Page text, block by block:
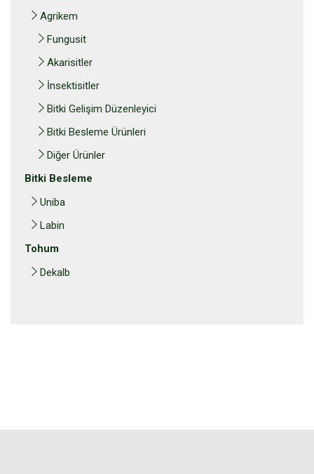
Agrikem
Fungusit
Akarisitler
İnsektisitler
Bitki Gelişim Düzenleyici
Bitki Besleme Ürünleri
Diğer Ürünler
Bitki Besleme
Uniba
Labin
Tohum
Dekalb